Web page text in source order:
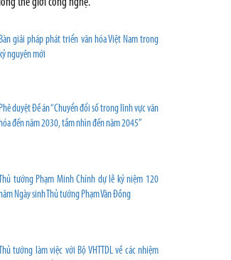
thế giới công nghệ.
Bàn giải pháp phát triển văn hóa Việt Nam trong
nguyên mới
Phê duyệt Đề án “Chuyển đổi số trong lĩnh vực văn
hóa đến năm 2030, tầm nhìn đến năm 2045”
Thủ tướng Phạm Minh Chính dự lễ kỷ niệm 120
Ngày sinh Thủ tướng Phạm Văn Đồng
Thủ tướng làm việc với Bộ VHTTDL về các nhiệm